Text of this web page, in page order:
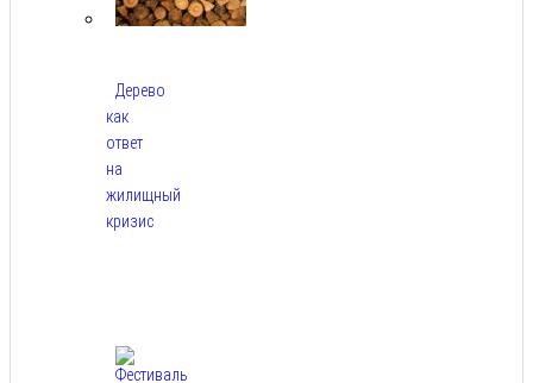
Дерево
как
ответ
на
жилищный
кризис